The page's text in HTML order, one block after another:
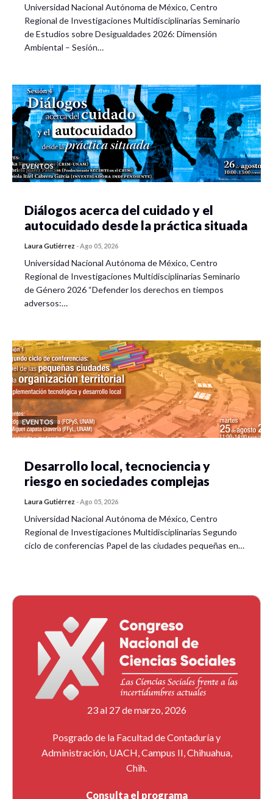
Universidad Nacional Autónoma de México, Centro
Regional de Investigaciones Multidisciplinarias Seminario
de Estudios sobre Desigualdades 2026: Dimensión
Ambiental – Sesión…
EVENTOS
Diálogos acerca del cuidado y el
autocuidado desde la práctica situada
Laura Gutiérrez -Ago 05, 2026
Universidad Nacional Autónoma de México, Centro
Regional de Investigaciones Multidisciplinarias Seminario
de Género 2026 “Defender los derechos en tiempos
adversos:…
EVENTOS
Desarrollo local, tecnociencia y
riesgo en sociedades complejas
Laura Gutiérrez -Ago 05, 2026
Universidad Nacional Autónoma de México, Centro
Regional de Investigaciones Multidisciplinarias Segundo
ciclo de conferencias Papel de las ciudades pequeñas en…
23 al 27 de marzo, 2026
Posgrado de la Facultad de Contaduría y
Administración, UACH, Campus II, Chihuahua,
Chih.
Consulta el programa